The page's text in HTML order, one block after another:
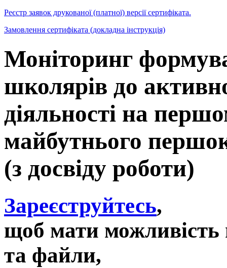
Реєстр заявок друкованої (платної) версії сертифіката.
Замовлення сертифіката (докладна інструкція)
Моніторинг
школярів до
діяльності на
майбутнього
(з досвіду роботи)
Зареєструйтесь,
щоб мати можливість
та файли,